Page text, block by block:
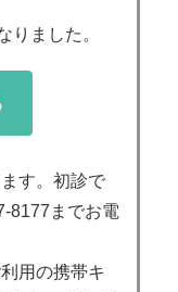
りました。
す。初診で
8177までお電
用の携帯キ